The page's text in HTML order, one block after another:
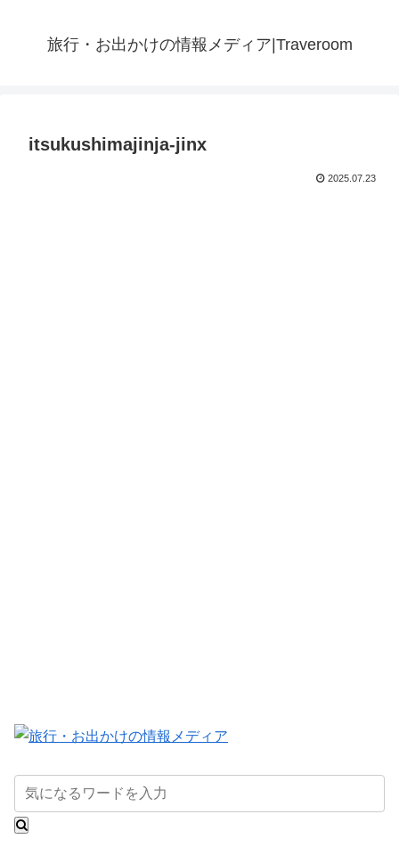
旅行・お出かけの情報メディア|Traveroom
itsukushimajinja-jinx
2025.07.23